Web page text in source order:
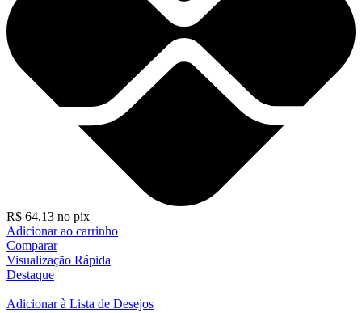
R$ 64,13 no pix
Adicionar ao carrinho
Comparar
Visualização Rápida
Destaque
Adicionar à Lista de Desejos